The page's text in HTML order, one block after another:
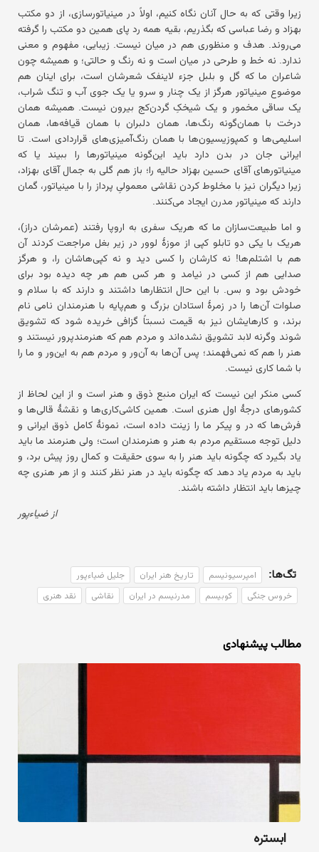
زیرا وقتی که به حال آنان نگاه کنیم، اولاً در مینیاتورسازی، از دو مکتب
بهزاد و رضا عباسی که بگذریم، بقیه همه رد پای همین دو مکتب را گرفته
می‌روند. هدف و منظوری هم در میان نیست. زیبایی، مفهوم و معنی
ندارد. نه خط و طرحی در میان است و نه رنگ و حالتی؛ و همیشه چون
شاعران ما که گل و بلبل جزء لاینفک شعرشان است، برای اینان هم
موضوع مینیاتور هرگز از یک چنار و سرو یا یک جوی آب و تنگ شراب،
یک ساقی مخمور و یک شیخکِ گردن‌کج بیرون نیست. همیشه همان
درخت با همان‌گونه رنگ‌ها، همان دلبران با همان قیافه‌ها، همان
اسلیمی‌ها و کمپوزیسیون‌ها با همان رنگ‌آمیزی‌های قراردادی است. تا
ایرانی جان در بدن دارد باید این‌گونه مینیاتورها را ببیند یا که
مینیاتورهای آقای حسین بهزاد حالیه را؛ باز هم گلی به جمال آقای بهزاد،
زیرا دیگران نیز با مخلوط کردن نقاشی معمولیِ پرداز را با مینیاتور، گمان
دارند که مینیاتور مدرن ایجاد می‌کنند.
و اما طبیعت‌سازان ما که هریک سفری به اروپا رفتند (عمرشان دراز)،
هریک با یکی دو تابلو کپی از موزهٔ لوور در زیر بغل مراجعت کردند آن
هم با اشتلم‌ها! نه کارشان را کسی دید و نه کپی‌هاشان را، و هرگز
صدایی هم از کسی در نیامد و هر کس هم هر چه دیده بود برای
خودش بود و بس. با این حال انتظارها داشتند و دارند که با سلام و
صلوات آن‌ها را در زمرهٔ استادان بزرگ و هم‌پایه با هنرمندان نامی نام
برند، و کارهایشان نیز به قیمت نسبتاً گزافی خریده شود که تشویق
شوند وگرنه لابد تشویق نشده‌اند و مردم هم که هنرمندپرور نیستند و
هنر را هم که نمی‌فهمند؛ پس آن‌ها به آن‌ور و مردم هم به این‌ور و ما را
با شما کاری نیست.
کسی منکر این نیست که ایران منبع ذوق و هنر است و از این لحاظ از
کشورهای درجهٔ اول هنری است. همین کاشی‌کاری‌ها و نقشهٔ قالی‌ها و
فرش‌ها که در و پیکر ما را زینت داده است، نمونهٔ کامل ذوق ایرانی و
دلیل توجه مستقیم مردم به هنر و هنرمندان است؛ ولی هنرمند ما باید
یاد بگیرد که چگونه باید هنر را به سوی حقیقت و کمال روز پیش برد، و
باید به مردم یاد دهد که چگونه باید در هنر نظر کنند و از هر هنری چه
چیزها باید انتظار داشته باشند.
از ضیاءپور
تگ‌ها: امپرسیونیسم تاریخ هنر ایران جلیل ضیاءپور
خروس جنگی کوبیسم مدرنیسم در ایران نقاشی نقد هنری
مطالب پیشنهادی
ابستره